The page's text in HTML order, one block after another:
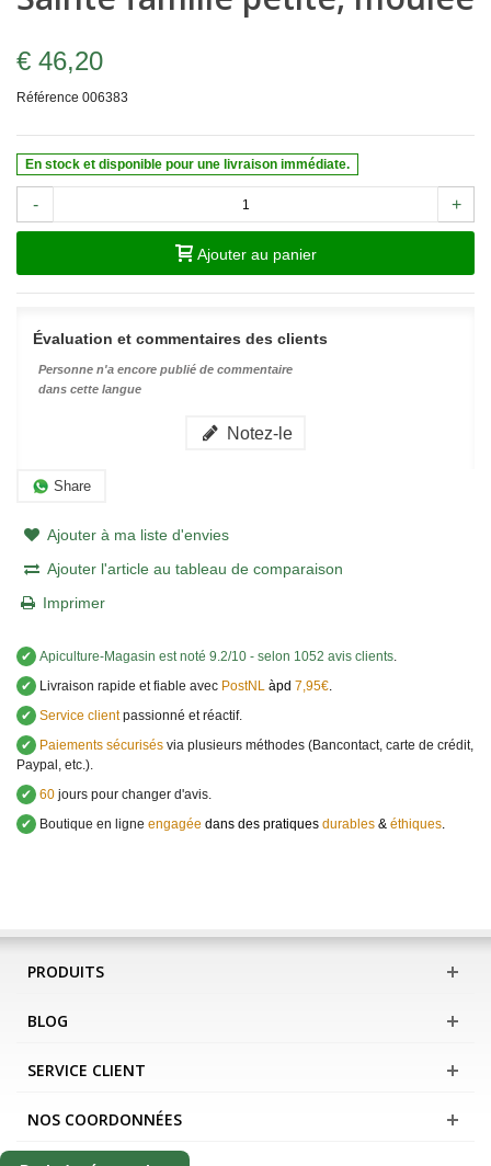
€ 46,20
Référence 006383
En stock et disponible pour une livraison immédiate.
- +
Ajouter au panier
Évaluation et commentaires des clients
Personne n'a encore publié de commentaire
dans cette langue
Notez-le
Share
Ajouter à ma liste d'envies
Ajouter l'article au tableau de comparaison
Imprimer
✔ Apiculture-Magasin est noté 9.2/10 - selon 1052 avis clients.
✔
Livraison rapide et fiable avec PostNL àpd 7,95€.
✔ Service clientpassionné et réactif.
✔
Paiements sécurisés via plusieurs méthodes (Bancontact, carte de crédit,
Paypal, etc.).
✔ 60 jours pour changer d'avis.
✔
Boutique en ligne engagée dans des pratiques durables & éthiques.
PRODUITS
BLOG
SERVICE CLIENT
NOS COORDONNÉES